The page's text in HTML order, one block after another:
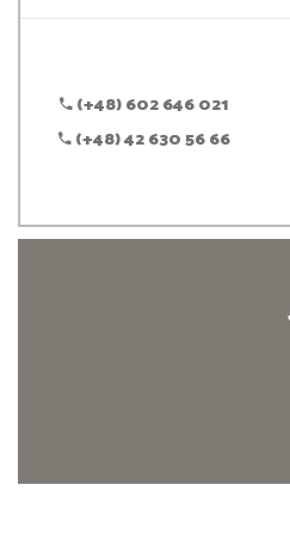
(+48) 602 646 021
(+48) 42 630 56 66